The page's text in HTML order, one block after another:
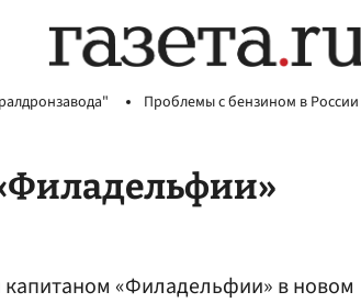
Проблемы с бензином в России
капитаном «Филадельфии» в новом